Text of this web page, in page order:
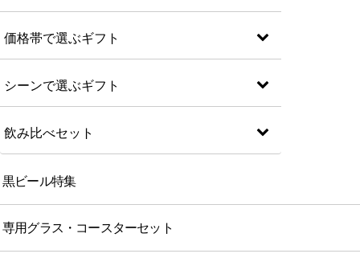
価格帯で選ぶギフト
シーンで選ぶギフト
飲み比べセット
黒ビール特集
専用グラス・コースターセット